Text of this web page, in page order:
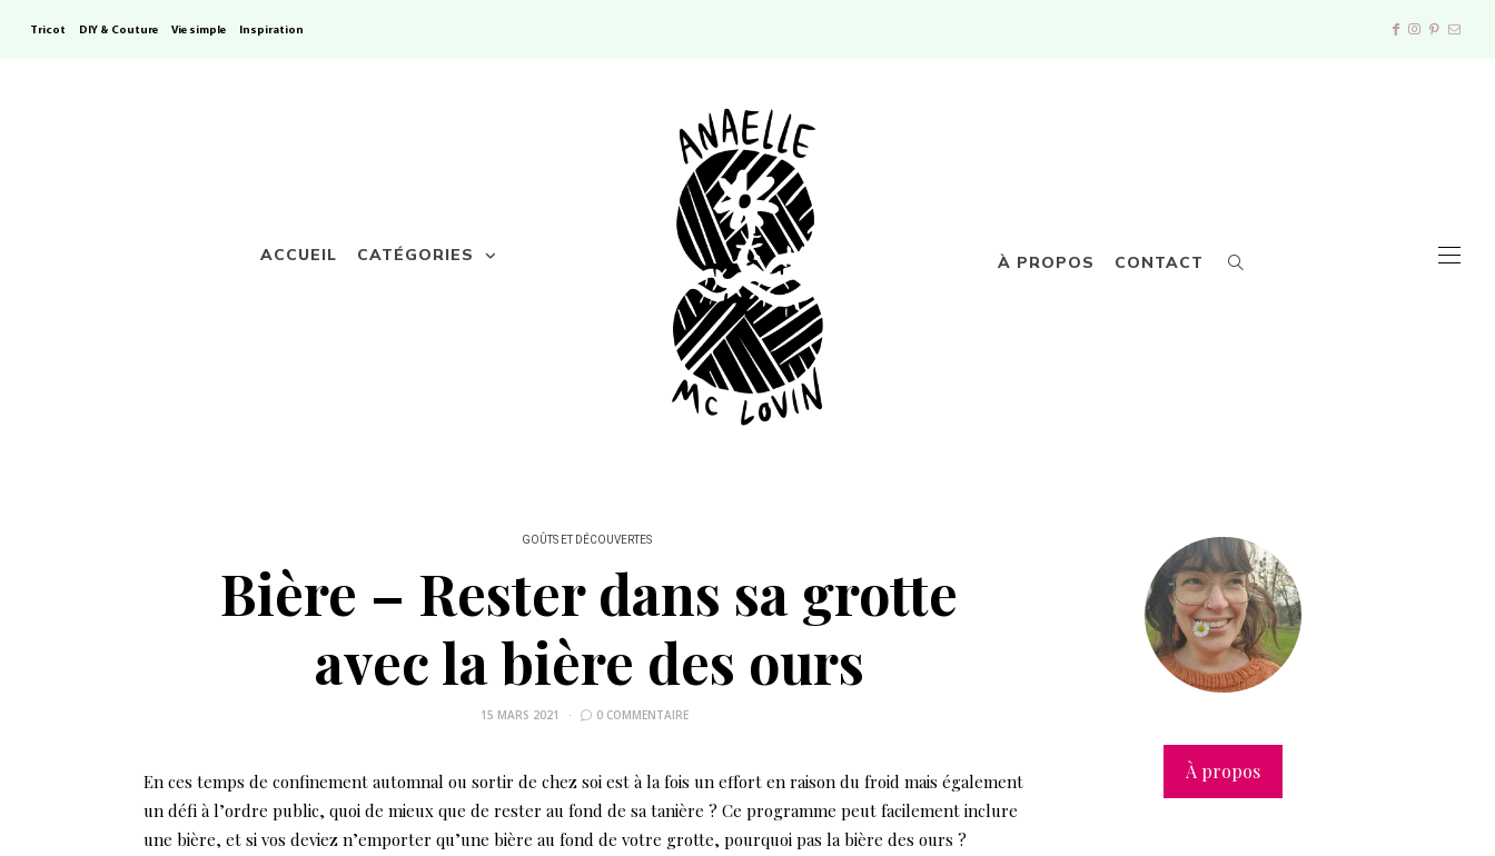
Tricot DIY & Couture Vie simple Inspiration
ACCUEIL CATÉGORIES À PROPOS CONTACT
GOÛTS ET DÉCOUVERTES
Bière – Rester dans sa grotte
avec la bière des ours
15 MARS 2021 0 COMMENTAIRE
En ces temps de confinement automnal ou sortir de chez soi est à la fois un effort en raison du froid mais également
un défi à l’ordre public, quoi de mieux que de rester au fond de sa tanière ? Ce programme peut facilement inclure
une bière, et si vos deviez n’emporter qu’une bière au fond de votre grotte, pourquoi pas la bière des ours ?
À propos